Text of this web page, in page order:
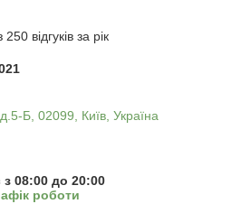
відгуків за рік
Б, 02099, Київ, Україна
08:00 до 20:00
роботи